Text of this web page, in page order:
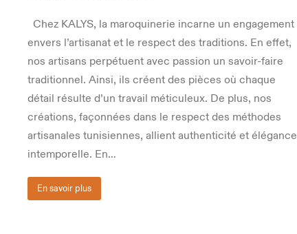
Chez KALYS, la maroquinerie incarne un engagement
envers l’artisanat et le respect des traditions. En effet,
nos artisans perpétuent avec passion un savoir-faire
traditionnel. Ainsi, ils créent des pièces où chaque
détail résulte d’un travail méticuleux. De plus, nos
créations, façonnées dans le respect des méthodes
artisanales tunisiennes, allient authenticité et élégance
intemporelle. En…
En savoir plus